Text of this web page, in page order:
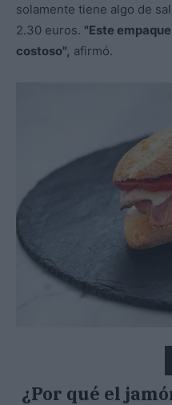
solamente tiene algo de
2.30 euros. "Este
costoso", afirmó.
¿Por qué el